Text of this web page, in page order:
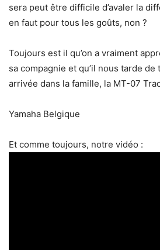
sera peut être difficile d’avaler la
en faut pour tous les goûts, non ?
Toujours est il qu’on a vraiment
sa compagnie et qu’il nous tarde
arrivée dans la famille, la MT-07
Yamaha Belgique
Et comme toujours, notre vidéo :